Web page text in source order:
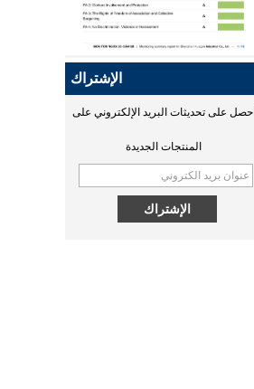
MPP QI2 15W wireless
charging module - COPY -
1v0h9w
Qi2 هو نسخة مطورة من Qi
يعتمد على تقنية Magsafe من
Apple. قامت Huagon بتسليم
مصادقة MPP في منتصف شهر
سبتمبر.
ما هو اللاسلكي
يعد الشحن اللاسلكي وسيلة فعالة
الإشتراك
احصل على تحديثات البريد الإلكتروني على
المنتجات الجديدة